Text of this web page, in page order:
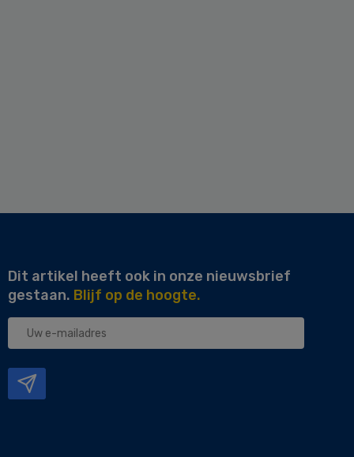
Dit artikel heeft ook in onze nieuwsbrief
gestaan. Blijf op de hoogte.
Uw